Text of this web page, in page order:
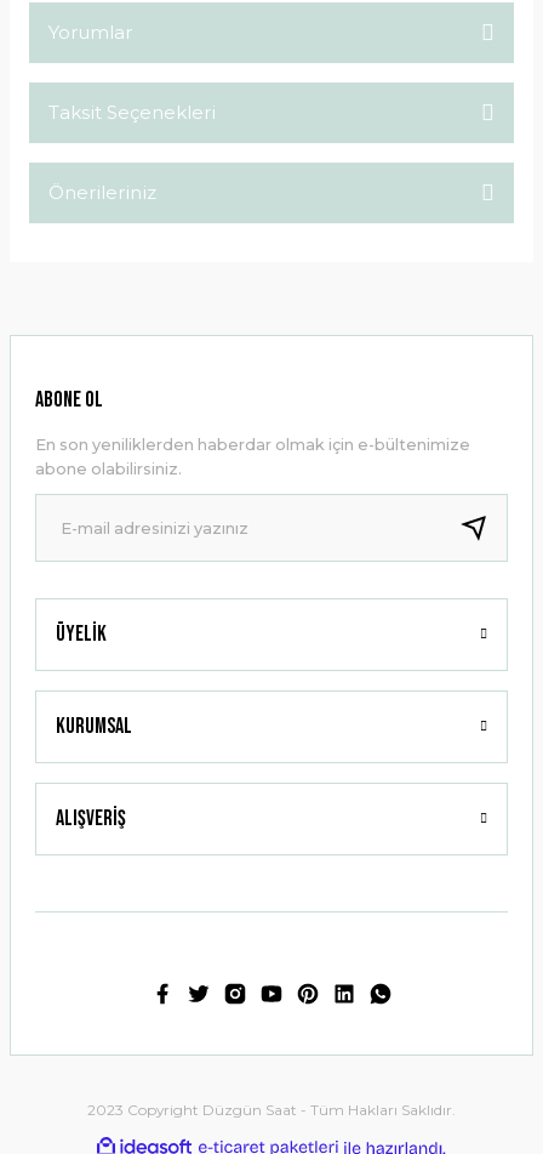
Yorumlar
Taksit Seçenekleri
Önerileriniz
Ürün resmi kalitesiz, bozuk veya görüntülenemiyor.
Ürün bilgilerinde hatalar bulunuyor.
Ürün fiyatı diğer sitelerden daha pahalı.
Bu ürüne benzer farklı alternatifler olmalı.
Gönder
Üyelik
Kurumsal
Alışveriş
ABONE OL
En son yeniliklerden haberdar olmak için e-bültenimize
abone olabilirsiniz.
2023 Copyright Düzgün Saat - Tüm Hakları Saklıdır.
ideasoft e-